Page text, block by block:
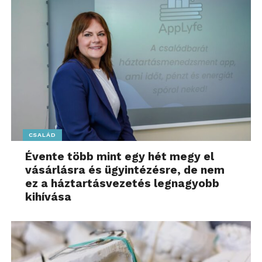
CSALÁD
Évente több mint egy hét megy el
vásárlásra és ügyintézésre, de nem
ez a háztartásvezetés legnagyobb
kihívása